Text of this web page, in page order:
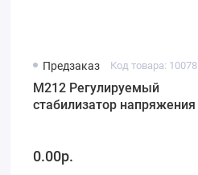
Предзаказ Код товара: 10078
M212 Регулируемый
стабилизатор напряжения
0.00р.